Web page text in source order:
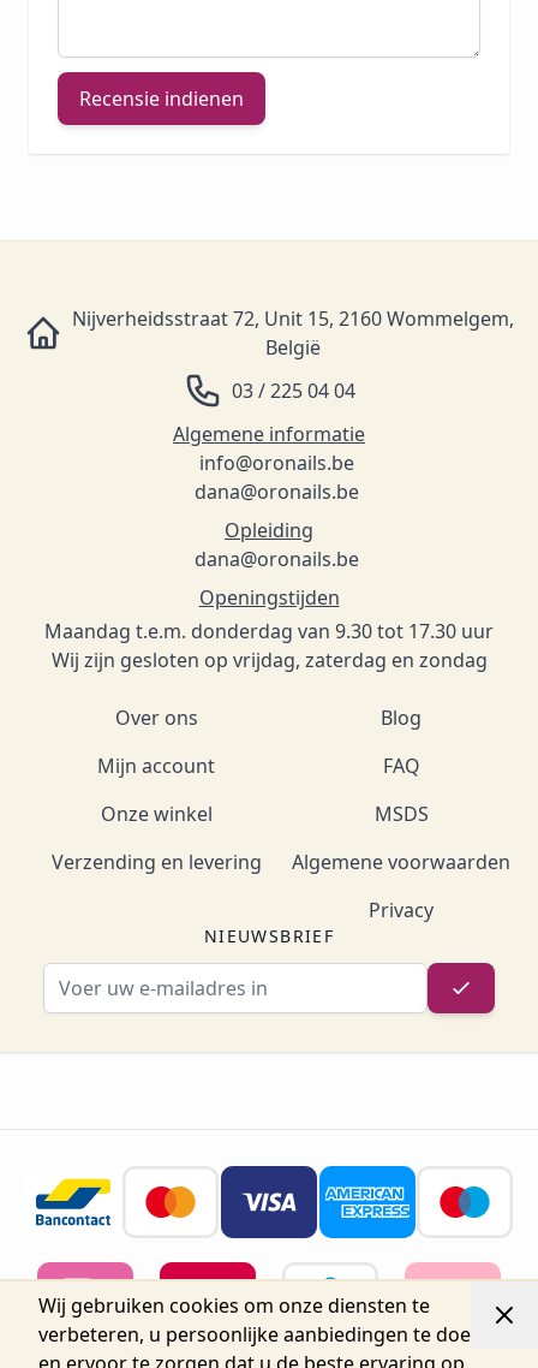
Wij gebruiken cookies om onze diensten te
verbeteren, u persoonlijke aanbiedingen te doen
Recensie indienen
Nijverheidsstraat 72, Unit 15, 2160 Wommelgem,
België
03 / 225 04 04
Algemene informatie
info@oronails.be
dana@oronails.be
Opleiding
dana@oronails.be
Openingstijden
Maandag t.e.m. donderdag van 9.30 tot 17.30 uur
Wij zijn gesloten op vrijdag, zaterdag en zondag
Over ons
Mijn account
Onze winkel
Verzending en levering
Blog
FAQ
MSDS
Algemene voorwaarden
Privacy
NIEUWSBRIEF